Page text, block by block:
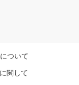
ついて
関して